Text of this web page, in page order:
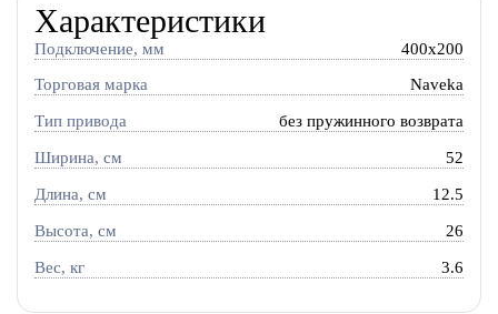
Характеристики
Подключение, мм 400x200
Торговая марка Naveka
Тип привода без пружинного возврата
Ширина, см 52
Длина, см 12.5
Высота, см 26
Вес, кг 3.6